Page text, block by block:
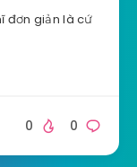
đơn giản là cứ
0
0